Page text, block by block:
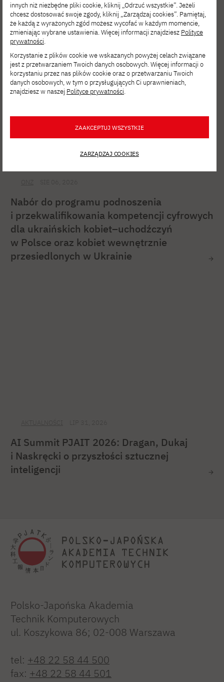
na interdyscyplinarne warsztaty filmowe!
Nabór do programu podnoszenia
i przekwalifikowania kompetencji cyfrowych
dla ukraińskich kobiet–uchodźczyń
w Polsce oraz kobiet wewnętrznie
przesiedlonych w Ukrainie
AI Summit PJAIT 2026: Dragan, Dukaj
i Naskręcki o przyszłości sztucznej
inteligencji
Polsko-Japońska Akademia
Technik Komputerowych
ul. Koszykowa 86; 02-008 Warszawa
tel: +48 22 58 44 500
fax: +48 22 58 44 501
innych niż niezbędne pliki cookie, kliknij „Odrzuć wszystkie”. Jeżeli
chcesz dostosować swoje zgody, kliknij „Zarządzaj cookies”. Pamiętaj,
że każdą z wyrażonych zgód możesz wycofać w każdym momencie,
zmieniając wybrane ustawienia. Więcej informacji znajdziesz Polityce
prywatności.
Korzystanie z plików cookie we wskazanych powyżej celach związane
jest z przetwarzaniem Twoich danych osobowych. Więcej informacji o
korzystaniu przez nas plików cookie oraz o przetwarzaniu Twoich
danych osobowych, w tym o przysługujących Ci uprawnieniach,
znajdziesz w naszej Polityce prywatności.
ZAAKCEPTUJ WSZYSTKIE
ZARZĄDZAJ COOKIES